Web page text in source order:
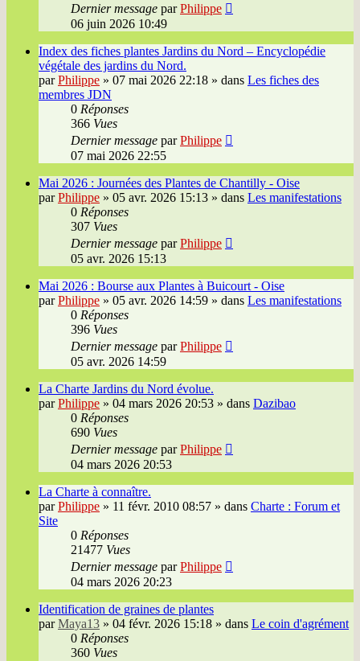
Dernier message parPhilippe
06 juin 2026 10:49
Index des fiches plantes Jardins du Nord – Encyclopédie
végétale des jardins du Nord.
parPhilippe » 07 mai 2026 22:18 » dans Les fiches des
membres JDN
0 Réponses
366 Vues
Dernier message parPhilippe
07 mai 2026 22:55
Mai 2026 : Journées des Plantes de Chantilly - Oise
parPhilippe » 05 avr. 2026 15:13 » dans Les manifestations
0 Réponses
307 Vues
Dernier message parPhilippe
05 avr. 2026 15:13
Mai 2026 : Bourse aux Plantes à Buicourt - Oise
parPhilippe » 05 avr. 2026 14:59 » dans Les manifestations
0 Réponses
396 Vues
Dernier message parPhilippe
05 avr. 2026 14:59
La Charte Jardins du Nord évolue.
parPhilippe » 04 mars 2026 20:53 » dans Dazibao
0 Réponses
690 Vues
Dernier message parPhilippe
04 mars 2026 20:53
La Charte à connaître.
parPhilippe » 11 févr. 2010 08:57 » dans Charte : Forum et
Site
0 Réponses
21477 Vues
Dernier message parPhilippe
04 mars 2026 20:23
Identification de graines de plantes
parMaya13 » 04 févr. 2026 15:18 » dans Le coin d'agrément
0 Réponses
360 Vues